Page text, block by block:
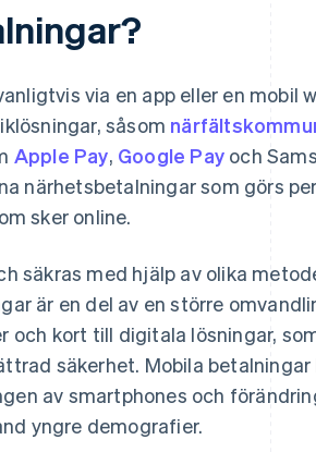
via en app eller en mobil
såsom
Apple Pay, Google Pay och
närhetsbetalningar som görs
sker online.
säkras med hjälp av olika
är en del av en större
och kort till digitala lösningar,
säkerhet. Mobila betalningar
av smartphones och
yngre demografier.